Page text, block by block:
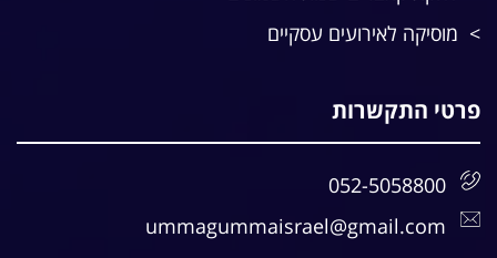
מוסיקה לאירועים עסקיים
פרטי התקשרות
052-5058800
ummagummaisrael@gmail.com